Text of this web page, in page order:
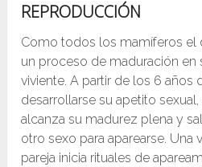
REPRODUCCIÓN
Como todos los mamíferos el
un proceso de maduración en
viviente. A partir de los 6 años
desarrollarse su apetito
alcanza su madurez plena y
otro sexo para aparearse. Una
pareja inicia rituales de